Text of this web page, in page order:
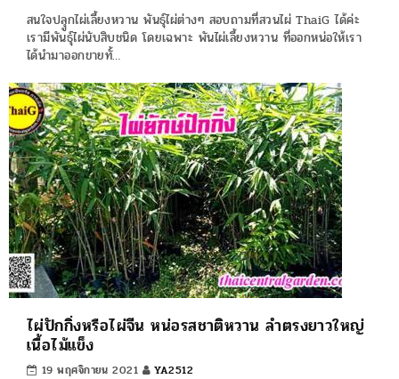
สนใจปลุูกไผ่เลี้ยงหวาน พันธุ์ไผ่ต่างๆ สอบถามที่สวนไผ่ ThaiG ได้ค่ะ
เรามีพันธุ์ไผ่นับสิบชนิด โดยเฉพาะ พันไผ่เลี้ยงหวาน ที่ออกหน่อให้เรา
ได้นำมาออกขายทั้…
ไผ่ปักกิ่งหรือไผ่จีน หน่อรสชาติหวาน ลำตรงยาวใหญ่
เนื้อไม้แข็ง
19 พฤศจิกายน 2021 YA2512